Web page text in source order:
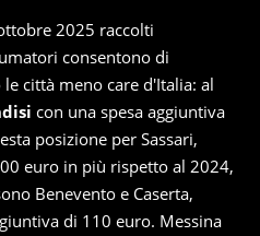
2025 raccolti
consentono di
città meno care d'Italia: al
con una spesa aggiuntiva
posizione per Sassari,
euro in più rispetto al 2024,
Benevento e Caserta,
di 110 euro. Messina